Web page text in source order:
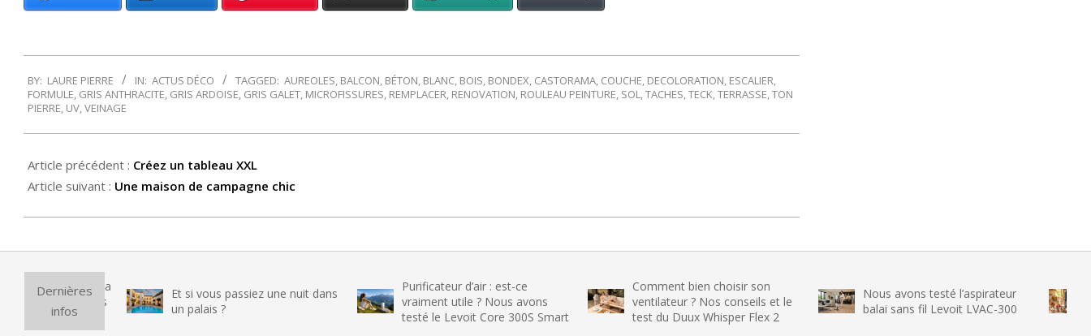
04-
05
BY: LAURE PIERRE IN: ACTUS DÉCO TAGGED: AUREOLES, BALCON, BÉTON, BLANC, BOIS, BONDEX, CASTORAMA, COUCHE, DECOLORATION, ESCALIER,
FORMULE, GRIS ANTHRACITE, GRIS ARDOISE, GRIS GALET, MICROFISSURES, REMPLACER, RENOVATION, ROULEAU PEINTURE, SOL,TACHES,TECK,TERRASSE,TON
PIERRE, UV,VEINAGE
Article précédent : Créez un tableau XXL
Article suivant : Une maison de campagne chic
Dernières
infos
Et si vous passiez une nuit dans
un palais ?
Purificateur d’air : est-ce
vraiment utile ? Nous avons
testé le Levoit Core 300S Smart
Comment bien choisir son
ventilateur ? Nos conseils et le
test du Duux Whisper Flex 2
Nous avons testé l’aspirateur
balai sans fil Levoit LVAC-300
Nous
glace